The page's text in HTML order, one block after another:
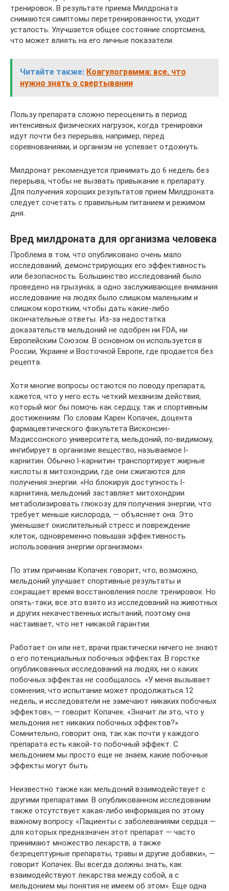
тренировок. В результате приема Милдроната
снимаются симптомы перетренированности, уходит
усталость. Улучшается общее состояние спортсмена,
что может влиять на его личные показатели.
Читайте также: Коагулограмма: все, что
нужно знать о свертывании
Пользу препарата сложно переоценить в период
интенсивных физических нагрузок, когда тренировки
идут почти без перерыва, например, перед
соревнованиями, и организм не успевает отдохнуть.
Милдронат рекомендуется принимать до 6 недель без
перерыва, чтобы не вызвать привыкание к препарату.
Для получения хороших результатов прием Милдроната
следует сочетать с правильным питанием и режимом
дня.
Вред милдроната для организма человека
Проблема в том, что опубликовано очень мало
исследований, демонстрирующих его эффективность
или безопасность. Большинство исследований было
проведено на грызунах, а одно заслуживающее внимания
исследование на людях было слишком маленьким и
слишком коротким, чтобы дать какие-либо
окончательные ответы. Из-за недостатка
доказательств мельдоний не одобрен ни FDA, ни
Европейским Союзом. В основном он используется в
России, Украине и Восточной Европе, где продается без
рецепта.
Хотя многие вопросы остаются по поводу препарата,
кажется, что у него есть четкий механизм действия,
который мог бы помочь как сердцу, так и спортивным
достижениям. По словам Карен Копачек, доцента
фармацевтического факультета Висконсин-
Мэдиссонского университета, мельдоний, по-видимому,
ингибирует в организме вещество, называемое l-
карнитин. Обычно l-карнитин транспортирует жирные
кислоты в митохондрии, где они сжигаются для
получения энергии. «Но блокируя доступность l-
карнитина, мельдоний заставляет митохондрии
метаболизировать глюкозу для получения энергии, что
требует меньше кислорода, — объясняет она. Это
уменьшает окислительный стресс и повреждение
клеток, одновременно повышая эффективность
использования энергии организмом».
По этим причинам Копачек говорит, что, возможно,
мельдоний улучшает спортивные результаты и
сокращает время восстановления после тренировок. Но
опять-таки, все это взято из исследований на животных
и других некачественных испытаний, поэтому она
настаивает, что нет никакой гарантии.
Работает он или нет, врачи практически ничего не знают
о его потенциальных побочных эффектах. В горстке
опубликованных исследований на людях, ни о каких
побочных эффектах не сообщалось. «У меня вызывает
сомнения, что испытание может продолжаться 12
недель, и исследователи не замечают никаких побочных
эффектов», — говорит Копачек. «Значит ли это, что у
мельдония нет никаких побочных эффектов?»
Сомнительно, говорит она, так как почти у каждого
препарата есть какой-то побочный эффект. С
мельдонием мы просто еще не знаем, какие побочные
эффекты могут быть.
Неизвестно также как мельдоний взаимодействует с
другими препаратами. В опубликованном исследовании
также отсутствует какая-либо информация по этому
важному вопросу. «Пациенты с заболеваниями сердца —
для которых предназначен этот препарат — часто
принимают множество лекарств, а также
безрецептурные препараты, травы и другие добавки», —
говорит Копачек. Вы всегда должны знать, как
взаимодействуют лекарства между собой, а с
мельдонием мы понятия не имеем об этом». Еще одна